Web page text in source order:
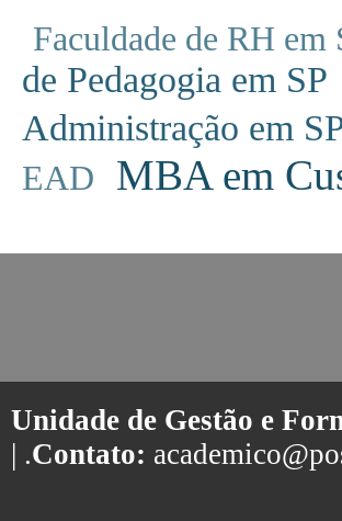
Faculdade de RH em
de Pedagogia em SP
Administração em
EAD MBA em
Unidade de Gestão e
| .Contato: